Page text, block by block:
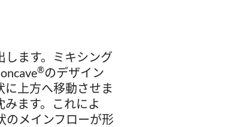
ます。ミキシング
®のデザイン
上方へ移動させま
ます。これによ
のメインフローが形